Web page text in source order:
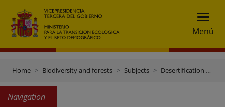
Menú
Home Biodiversity and forests Subjects Desertification and reforestation
Navigation